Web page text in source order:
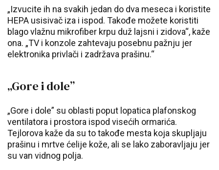
„Izvucite ih na svakih jedan do dva meseca i koristite
HEPA usisivač iza i ispod. Takođe možete koristiti
blago vlažnu mikrofiber krpu duž lajsni i zidova“, kaže
ona. „TV i konzole zahtevaju posebnu pažnju jer
elektronika privlači i zadržava prašinu.“
„Gore i dole”
„Gore i dole” su oblasti poput lopatica plafonskog
ventilatora i prostora ispod visećih ormarića.
Tejlorova kaže da su to takođe mesta koja skupljaju
prašinu i mrtve ćelije kože, ali se lako zaboravljaju jer
su van vidnog polja.